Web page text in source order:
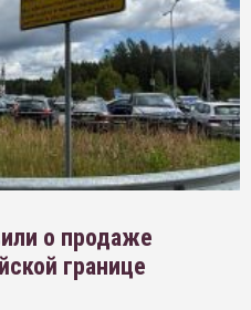
о продаже
границе